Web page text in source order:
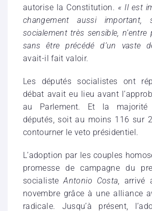
autorise la Constitution. « Il est
changement aussi
socialement très sensible, n’entre
sans être précédé d’un vaste
avait-il fait valoir.
Les députés socialistes ont
débat avait eu lieu avant
au Parlement. Et la majorité
députés, soit au moins 116 sur
contourner le veto présidentiel.
L’adoption par les couples
promesse de campagne du
socialisteAntonio Costa , arrivé
novembre grâce à une alliance
radicale. Jusqu’à présent,